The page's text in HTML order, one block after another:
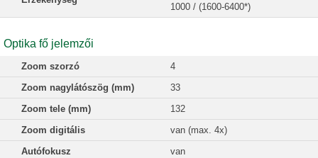
1000 / (1600-6400*)
Optika fő jelemzői
Zoom szorzó
4
Zoom nagylátószög (mm)
33
Zoom tele (mm)
132
Zoom digitális
van (max. 4x)
Autófokusz
van